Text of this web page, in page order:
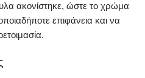
ακονίστηκε, ώστε το χρώμα
επιφάνεια και να